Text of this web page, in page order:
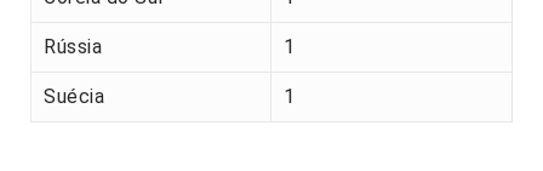
Rússia 1
Suécia 1